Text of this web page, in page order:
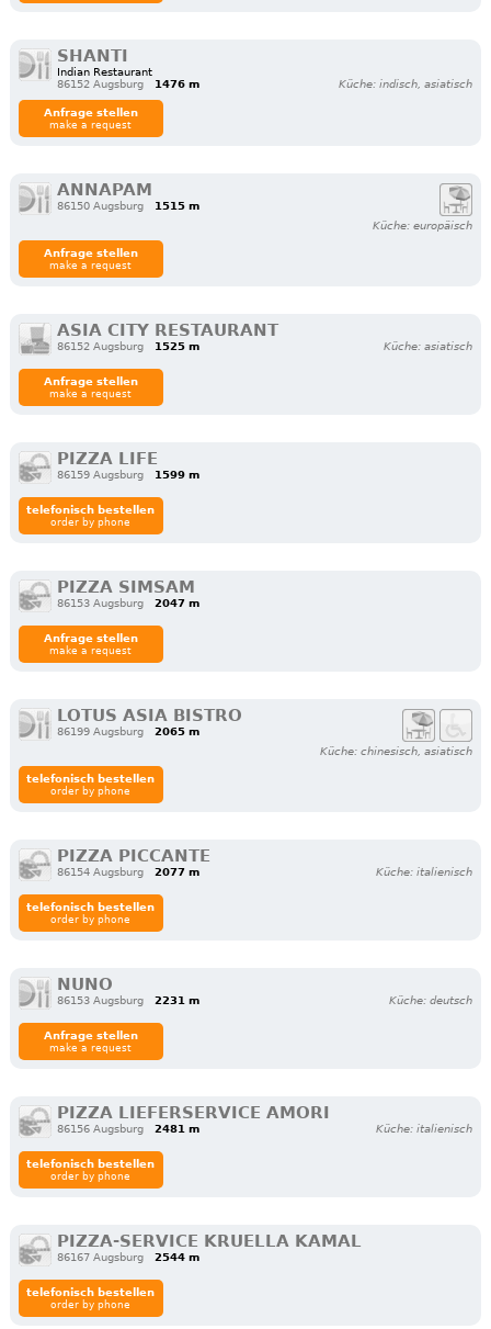
SHANTI
Indian Restaurant
86152 Augsburg
1476 m Küche: indisch, asiatisch
Anfrage stellen
make a request
ANNAPAM
86150 Augsburg
1515 m
Küche: europäisch
Anfrage stellen
make a request
ASIA CITY RESTAURANT
86152 Augsburg 1525 m Küche: asiatisch
Anfrage stellen
make a request
PIZZA LIFE
86159 Augsburg 1599 m
telefonisch bestellen
order by phone
PIZZA SIMSAM
86153 Augsburg 2047 m
Anfrage stellen
make a request
LOTUS ASIA BISTRO
86199 Augsburg
2065 m
Küche: chinesisch, asiatisch
telefonisch bestellen
order by phone
PIZZA PICCANTE
86154 Augsburg 2077 m Küche: italienisch
telefonisch bestellen
order by phone
NUNO
86153 Augsburg 2231 m Küche: deutsch
Anfrage stellen
make a request
PIZZA LIEFERSERVICE AMORI
86156 Augsburg 2481 m Küche: italienisch
telefonisch bestellen
order by phone
PIZZA-SERVICE KRUELLA KAMAL
86167 Augsburg 2544 m
telefonisch bestellen
order by phone